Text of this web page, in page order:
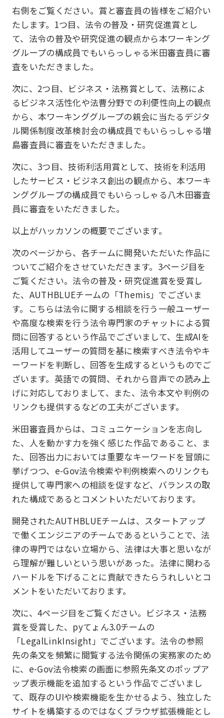
右側をご覧ください。賞と審査員の皆様をご紹介い
たします。1つ目、法令の普及・研究促進賞とし
て、法令の普及や研究促進の観点から本ワーキング
グループの構成員でもいらっしゃる米田審査員に審
査をいただきました。
次に、2つ目、ビジネス・法務賞として、法務によ
るビジネス活性化や法曹分野での利便性向上の観点
から、本ワーキンググループの親会に当たるデジタ
ル関係制度改革検討会の構成員でもいらっしゃる増
島審査員に審査をいただきました。
次に、3つ目、技術利活用賞として、技術を利活用
したサービス・ビジネス創出の観点から、本ワーキ
ンググループの構成員でもいらっしゃる八木田審査
員に審査をいただきました。
以上がハッカソンの概要でございます。
次のページから、各チームに開発いただいた作品に
ついてご紹介をさせていただきます。3ページ目を
ご覧ください。法令の普及・研究促進賞を受賞し
た、AUTHBLUEチームの「Themis」でございま
す。こちらは法令に関する相談を行う一般ユーザー
や高度な検索を行う法令専門家のチャットによる質
問に回答するという作品でございまして、生成AIを
活用してユーザーの質問を基に検索すべき法令やキ
ーワードを判断し、回答を生成するというものでご
ざいます。英語での質問、それから音声での読み上
げに対応しておりまして、また、法令本文や判例の
リンクも提供するなどの工夫がございます。
米田審査員からは、コミュニケーションを志向し
た、人を動かす力を強く感じた作品であること、ま
た、回答出力においては重要なキーワードを冒頭に
挙げつつ、e-Gov法令検索や判例検索へのリンクも
提供して専門家への相談を促すなど、バランスの取
れた構成であるとコメントいただいております。
開発されたAUTHBLUEチームは、スタートアップ
で働くエンジニアのチームであるということで、法
律の専門ではない立場から、法律は大事と思いなが
ら理解が難しいという思いがあった。法律に関わる
ハードルを下げることに貢献できたらうれしいとコ
メントをいただいております。
次に、4ページ目をご覧ください。ビジネス・法務
賞を受賞した、pyてょん3.0チームの
「LegalLinkInsight」でございます。法令の参照
先の条文を頻繁に閲覧する法令関係の実務家のため
に、e-Gov法令検索の画面に参照先条文のポップア
ップ表示機能を追加するという作品でございまし
て、既存のUIや検索機能を生かせるよう、独立した
サイトを構築するのではなくブラウザ拡張機能とし